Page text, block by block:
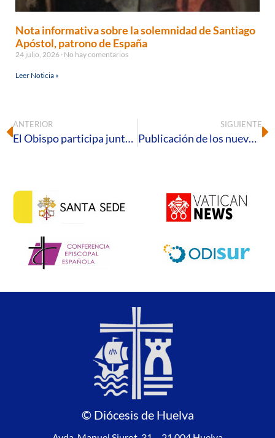
Nota informativa sobre la solemnidad de Santiago
Apóstol, patrono de España
24 julio, 2026 No hay comentarios
Leer Noticia »
ANTERIOR
El Obispo participa junto a miembros del clero diocesano en los ejercicios espirituales que acoge la Casa Virgen de la Cinta
SIGUIENTE
Publicación de los nuevos estatutos de la Curia Diocesana y otros documentos
© Diócesis de Huelva